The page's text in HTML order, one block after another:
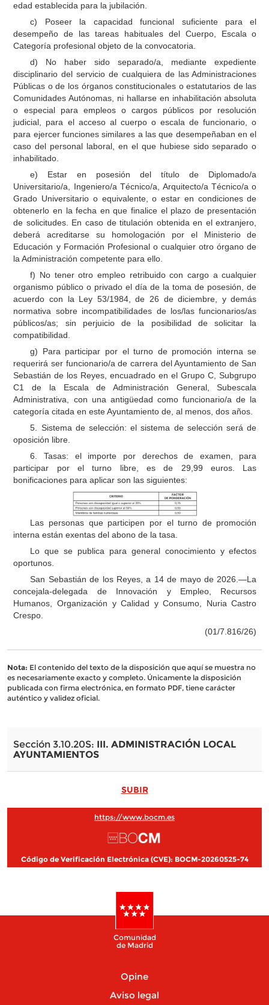
edad establecida para la jubilación.
c) Poseer la capacidad funcional suficiente para el
desempeño de las tareas habituales del Cuerpo, Escala o
Categoría profesional objeto de la convocatoria.
d) No haber sido separado/a, mediante expediente
disciplinario del servicio de cualquiera de las Administraciones
Públicas o de los órganos constitucionales o estatutarios de las
Comunidades Autónomas, ni hallarse en inhabilitación absoluta
o especial para empleos o cargos públicos por resolución
judicial, para el acceso al cuerpo o escala de funcionario, o
para ejercer funciones similares a las que desempeñaban en el
caso del personal laboral, en el que hubiese sido separado o
inhabilitado.
e) Estar en posesión del título de Diplomado/a
Universitario/a, Ingeniero/a Técnico/a, Arquitecto/a Técnico/a o
Grado Universitario o equivalente, o estar en condiciones de
obtenerlo en la fecha en que finalice el plazo de presentación
de solicitudes. En caso de titulación obtenida en el extranjero,
deberá acreditarse su homologación por el Ministerio de
Educación y Formación Profesional o cualquier otro órgano de
la Administración competente para ello.
f) No tener otro empleo retribuido con cargo a cualquier
organismo público o privado el día de la toma de posesión, de
acuerdo con la Ley 53/1984, de 26 de diciembre, y demás
normativa sobre incompatibilidades de los/las funcionarios/as
públicos/as; sin perjuicio de la posibilidad de solicitar la
compatibilidad.
g) Para participar por el turno de promoción interna se
requerirá ser funcionario/a de carrera del Ayuntamiento de San
Sebastián de los Reyes, encuadrado en el Grupo C, Subgrupo
C1 de la Escala de Administración General, Subescala
Administrativa, con una antigüedad como funcionario/a de la
categoría citada en este Ayuntamiento de, al menos, dos años.
5. Sistema de selección: el sistema de selección será de
oposición libre.
6. Tasas: el importe por derechos de examen, para
participar por el turno libre, es de 29,99 euros. Las
bonificaciones para aplicar son las siguientes:
Las personas que participen por el turno de promoción
interna están exentas del abono de la tasa.
Lo que se publica para general conocimiento y efectos
oportunos.
San Sebastián de los Reyes, a 14 de mayo de 2026.—La
concejala-delegada de Innovación y Empleo, Recursos
Humanos, Organización y Calidad y Consumo, Nuria Castro
Crespo.
(01/7.816/26)
Nota: El contenido del texto de la disposición que aquí se muestra no
es necesariamente exacto y completo. Únicamente la disposición
publicada con firma electrónica, en formato PDF, tiene carácter
auténtico y validez oficial.
Sección 3.10.20S: III. ADMINISTRACIÓN LOCAL
AYUNTAMIENTOS
SUBIR
https://www.bocm.es
Código de Verificación Electrónica (CVE): BOCM-20260525-74
Comunidad
de Madrid
Opine
Aviso legal